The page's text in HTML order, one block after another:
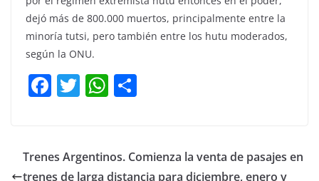
dejó más de 800.000 muertos, principalmente entre la
minoría tutsi, pero también entre los hutu moderados,
según la ONU.
F
e
T
er
W
s p
Trenes Argentinos. Comienza la venta de pasajes en
trenes de larga distancia para diciembre, enero y